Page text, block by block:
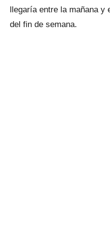
llegaría entre la mañana y
del fin de semana.